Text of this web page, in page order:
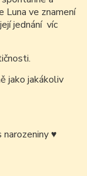
Luna ve znamení
jednání víc
jako jakákoliv
narozeniny♥